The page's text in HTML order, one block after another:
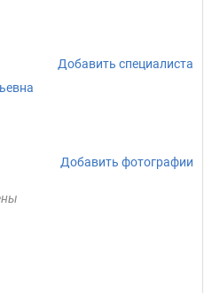
Добавить специалиста
Добавить фотографии